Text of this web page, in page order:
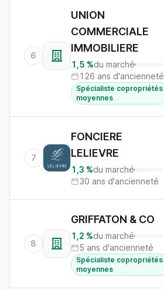
6
UNION
COMMERCIALE
IMMOBILIERE
1,5 %du marché
126 ans d'ancienneté
Spécialiste copropriétés
moyennes
7
FONCIERE
LELIEVRE
1,3 %du marché
30 ans d'ancienneté
8
GRIFFATON & CO
1,2 %du marché
5 ans d'ancienneté
Spécialiste copropriétés
moyennes